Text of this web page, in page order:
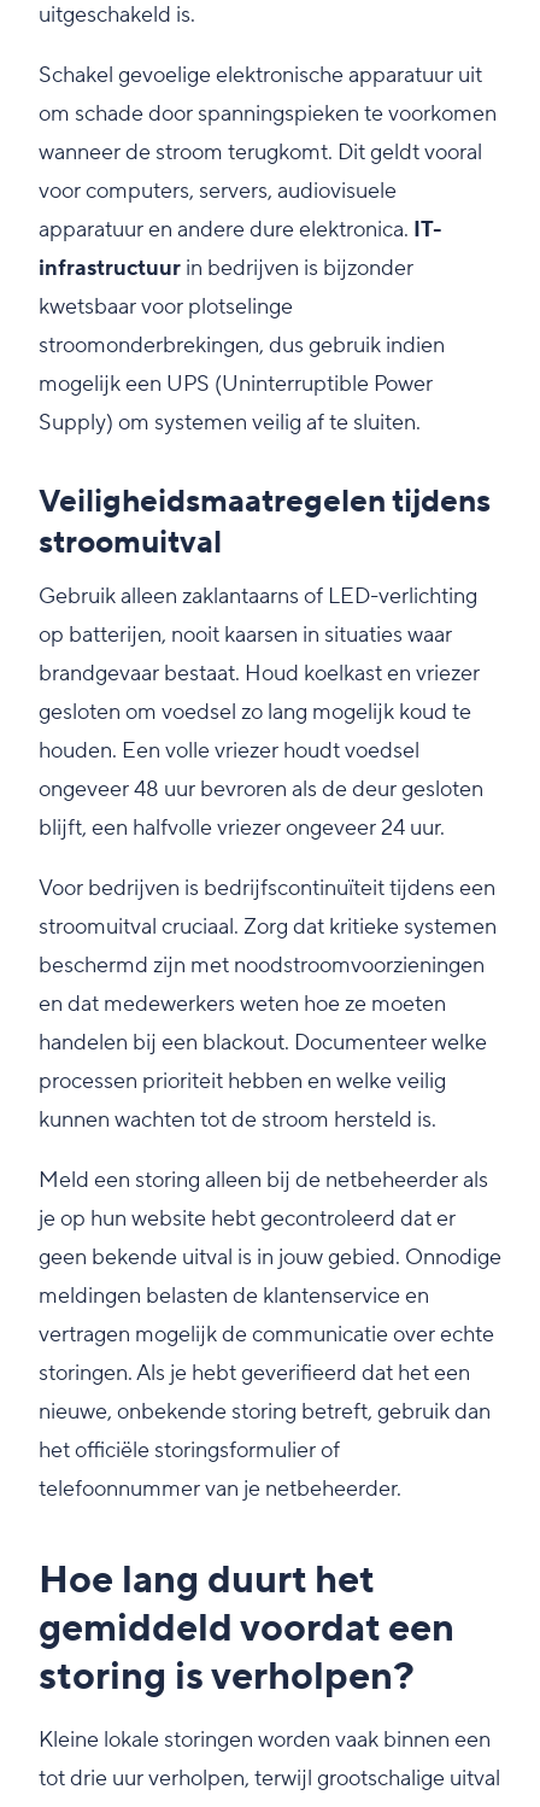
uitgeschakeld is.
Schakel gevoelige elektronische apparatuur uit
om schade door spanningspieken te voorkomen
wanneer de stroom terugkomt. Dit geldt vooral
voor computers, servers, audiovisuele
apparatuur en andere dure elektronica. IT-
infrastructuur in bedrijven is bijzonder
kwetsbaar voor plotselinge
stroomonderbrekingen, dus gebruik indien
mogelijk een UPS (Uninterruptible Power
Supply) om systemen veilig af te sluiten.
Veiligheidsmaatregelen tijdens
stroomuitval
Gebruik alleen zaklantaarns of LED-verlichting
op batterijen, nooit kaarsen in situaties waar
brandgevaar bestaat. Houd koelkast en vriezer
gesloten om voedsel zo lang mogelijk koud te
houden. Een volle vriezer houdt voedsel
ongeveer 48 uur bevroren als de deur gesloten
blijft, een halfvolle vriezer ongeveer 24 uur.
Voor bedrijven is bedrijfscontinuïteit tijdens een
stroomuitval cruciaal. Zorg dat kritieke systemen
beschermd zijn met noodstroomvoorzieningen
en dat medewerkers weten hoe ze moeten
handelen bij een blackout. Documenteer welke
processen prioriteit hebben en welke veilig
kunnen wachten tot de stroom hersteld is.
Meld een storing alleen bij de netbeheerder als
je op hun website hebt gecontroleerd dat er
geen bekende uitval is in jouw gebied. Onnodige
meldingen belasten de klantenservice en
vertragen mogelijk de communicatie over echte
storingen. Als je hebt geverifieerd dat het een
nieuwe, onbekende storing betreft, gebruik dan
het officiële storingsformulier of
telefoonnummer van je netbeheerder.
Hoe lang duurt het
gemiddeld voordat een
storing is verholpen?
Kleine lokale storingen worden vaak binnen een
tot drie uur verholpen, terwijl grootschalige uitval